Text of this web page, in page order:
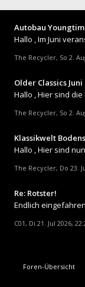
Autobau
The Recycler, So 2.
Older Classics Juni
The Recycler, So 2.
Klassikwelt
The Recycler, Do 23.
Re: Rotster!
Endlich
C01, Di 21. Jul 2026,
Foren-Übersicht